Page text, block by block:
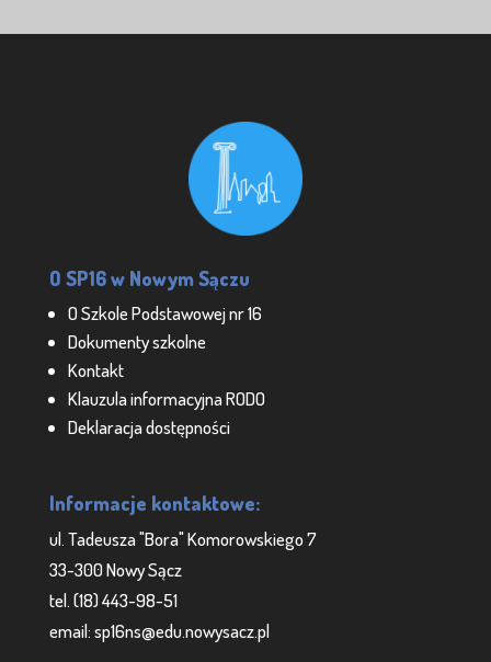
O SP16 w Nowym Sączu
O Szkole Podstawowej nr 16
Dokumenty szkolne
Kontakt
Klauzula informacyjna RODO
Deklaracja dostępności
Informacje kontaktowe:
ul. Tadeusza "Bora" Komorowskiego 7
33-300 Nowy Sącz
tel. (18) 443-98-51
email: sp16ns@edu.nowysacz.pl